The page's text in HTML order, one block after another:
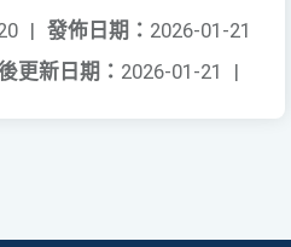
發佈日期： 2026-01-21
|
更新日期： 2026-01-21 |